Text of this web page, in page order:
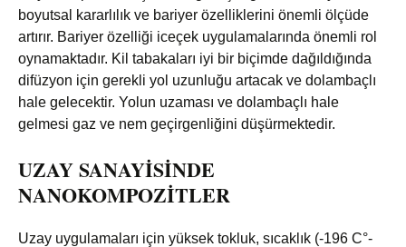
boyutsal kararlılık ve bariyer özelliklerini önemli ölçüde
artırır. Bariyer özelliği iceçek uygulamalarında önemli rol
oynamaktadır. Kil tabakaları iyi bir biçimde dağıldığında
difüzyon için gerekli yol uzunluğu artacak ve dolambaçlı
hale gelecektir. Yolun uzaması ve dolambaçlı hale
gelmesi gaz ve nem geçirgenliğini düşürmektedir.
UZAY SANAYİSİNDE
NANOKOMPOZİTLER
Uzay uygulamaları için yüksek tokluk, sıcaklık (-196 C°-